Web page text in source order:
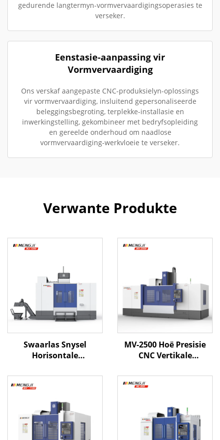
gedurende langtermyn-vormvervaardigingsoperasies te
verseker.
Eenstasie-aanpassing vir
Vormvervaardiging
Ons verskaf aangepaste CNC-produksielyn-oplossings
vir vormvervaardiging, insluitend gepersonaliseerde
beleggingsbegroting, terplekke-installasie en
inwerkingstelling, gekombineer met bedryfsopleiding
en gereelde onderhoud om naadlose
vormvervaardiging-werkvloeie te verseker.
Verwante Produkte
Swaarlas Snysel
Horisontale
Sentrum MJ-1290 X1200
Y900 Z700 BT-50 CNC
Freeswerk Sentrum
MV-2500 Hoë Presisie
CNC Vertikale
Stewige Struktuur,
Groot Reisafstand en
Gereedskap
Verwisselingstelsel